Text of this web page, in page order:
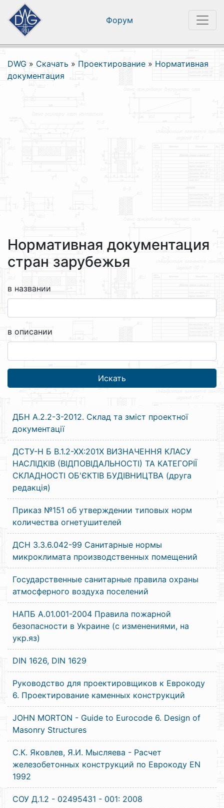
Форум
DWG » Скачать » Проектирование » Нормативная
документация
Нормативная документация
стран зарубежья
в названии
в описании
ДБН А.2.2-3-2012. Склад та зміст проектної
документації
ДCTУ-Н Б В.1.2-ХХ:201Х ВИЗНАЧЕННЯ КЛАСУ
НАСЛІДКІВ (ВІДПОВІДАЛЬНОСТІ) ТА КАТЕГОРІЇ
СКЛАДНОСТІ ОБ'ЄКТІВ БУДІВНИЦТВА (друга
редакція)
Приказ №151 об утверждении типовых норм
количества огнетушителей
ДСН 3.3.6.042-99 Санитарные нормы
микроклимата производственных помещений
Государственные санитарные правила охраны
атмосферного воздуха поселений
НАПБ A.01.001-2004 Правила пожарной
безопасности в Украине (с изменениями, на
укр.яз)
DIN 1626, DIN 1629
Руководство для проектировщиков к Еврокоду
6. Проектирование каменных конструкций
JOHN MORTON - Guide to Eurocode 6. Design of
Masonry Structures
С.К. Яковлев, Я.И. Мысляева - Расчет
железобетонных конструкций по Еврокоду EN
1992
СОУ Д.1.2 - 02495431 - 001: 2008